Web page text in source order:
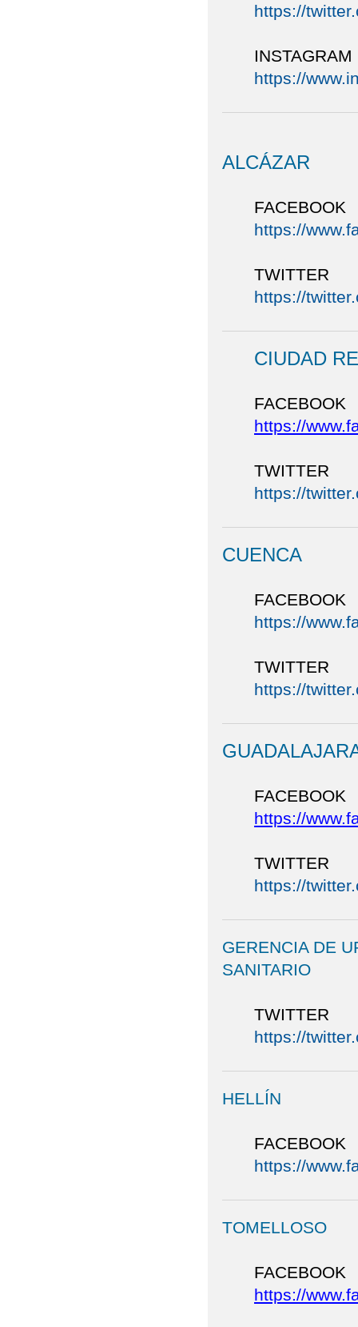
https://
INSTAGRAM
https://
ALCÁZAR
FACEBOOK
https://
TWITTER
https://
CIUDAD
FACEBOOK
https://
TWITTER
https://
CUENCA
FACEBOOK
https://
TWITTER
https://
FACEBOOK
https://
TWITTER
https://
GERENCIA DE
SANITARIO
TWITTER
https://
HELLÍN
FACEBOOK
https://
TOMELLOSO
FACEBOOK
https://